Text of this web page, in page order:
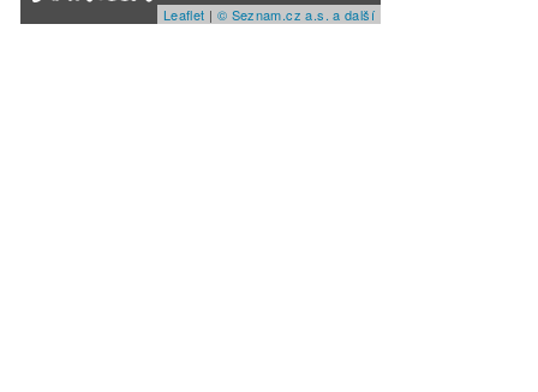
Leaflet | © Seznam.cz a.s. a další